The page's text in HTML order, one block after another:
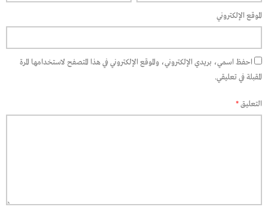
الموقع الإلكتروني
احفظ اسمي، بريدي الإلكتروني، والموقع الإلكتروني في هذا المتصفح لاستخدامها المرة
المقبلة في تعليقي.
التعليق*